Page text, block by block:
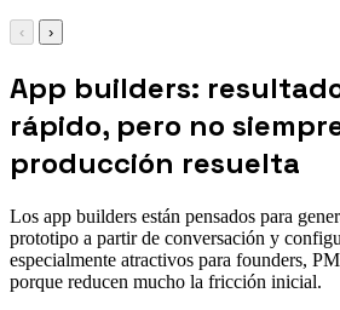
‹ ›
App builders:
rápido, pero no
producción resuelta
Los app builders están pensados para
prototipo a partir de conversación y
especialmente atractivos para founders,
porque reducen mucho la fricción inicial.